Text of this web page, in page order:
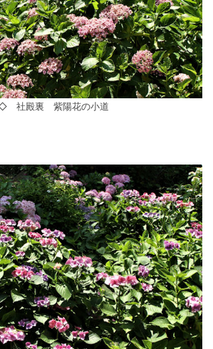
社殿裏 紫陽花の小道